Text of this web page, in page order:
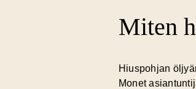
Miten
Hiuspohjan
Monet